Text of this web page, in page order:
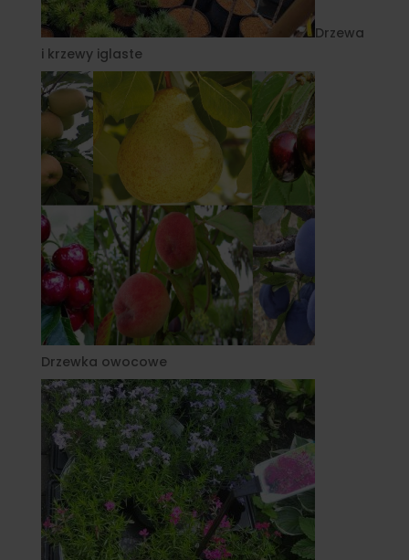
Drzewa
i krzewy iglaste
Drzewka owocowe